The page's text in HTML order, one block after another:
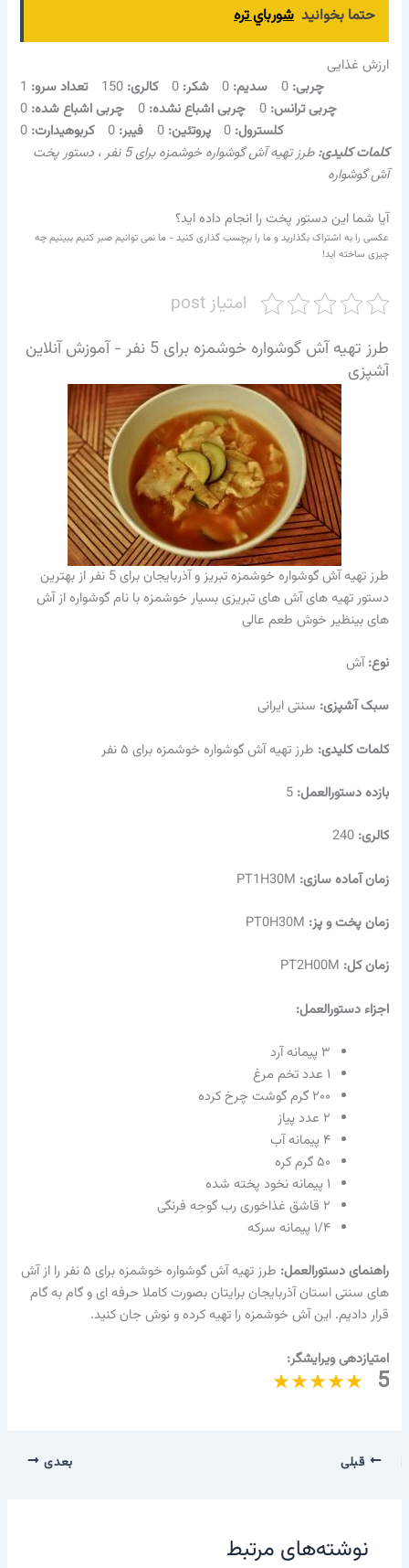
حتما بخوانید شورباي تره
ارزش غذایی
تعداد سرو: 1 کالری: 150 شکر: 0 سدیم: 0 چربی: 0
چربی اشباع شده: 0 چربی اشباع نشده: 0 چربی ترانس: 0
کربوهیدارت: 0 فیبر: 0 پروتئین: 0 کلسترول: 0
کلمات کلیدی:
طرز تهیه آش گوشواره خوشمزه برای 5 نفر ، دستور پخت
آش گوشواره
آیا شما این دستور پخت را انجام داده اید؟
عکسی را به اشتراک بگذارید و ما را برچسب گذاری کنید - ما نمی توانیم صبر کنیم ببینیم چه
چیزی ساخته اید!
امتیاز post
طرز تهیه آش گوشواره خوشمزه برای 5 نفر - آموزش آنلاین
آشپزی
طرز تهیه آش گوشواره خوشمزه تبریز و آذربایجان برای 5 نفر از بهترین
دستور تهیه های آش های تبریزی بسیار خوشمزه با نام گوشواره از آش
های بینظیر خوش طعم عالی
نوع:آش
سبک آشپزی: سنتی ایرانی
کلمات کلیدی: طرز تهیه آش گوشواره خوشمزه برای ۵ نفر
بازده دستورالعمل:5
کالری:240
زمان آماده سازی: PT1H30M
زمان پخت و پز: PT0H30M
زمان کل: PT2H00M
اجزاء دستورالعمل:
۳ پیمانه آرد
۱ عدد تخم مرغ
۲۰۰ گرم گوشت چرخ کرده
۲ عدد پیاز
۴ پیمانه آب
۵۰ گرم کره
۱ پیمانه نخود پخته شده
۲ قاشق غذاخوری رب گوجه فرنگی
۱/۴ پیمانه سرکه
راهنمای دستورالعمل:
طرز تهیه آش گوشواره خوشمزه برای ۵ نفر را از آش
های سنتی استان آذربایجان برایتان بصورت کاملا حرفه ای و گام به گام
قرار دادیم. این آش خوشمزه را تهیه کرده و نوش جان کنید.
امتیازدهی ویرایشگر:
5
قبلی بعدی
نوشته‌های مرتبط